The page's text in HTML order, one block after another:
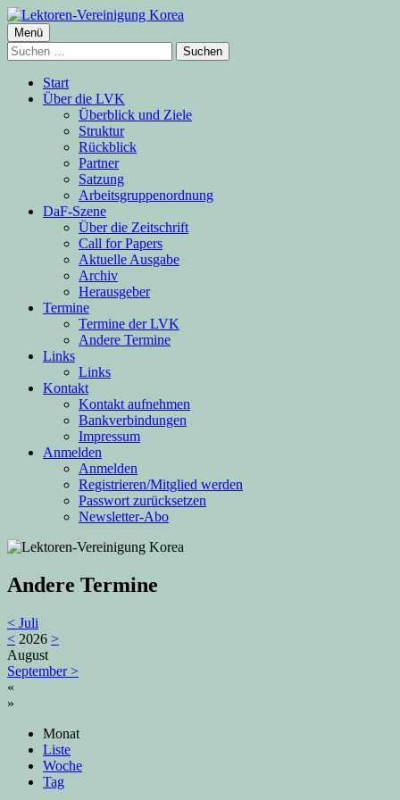
Springe
zum
Inhalt
Lektoren-Vereinigung Korea
Primäres
Menü
Menü
Suchen
nach:
Start
Über die LVK
Überblick und Ziele
Struktur
Rückblick
Partner
Satzung
Arbeitsgruppenordnung
DaF-Szene
Über die Zeitschrift
Call for Papers
Aktuelle Ausgabe
Archiv
Herausgeber
Termine
Termine der LVK
Andere Termine
Links
Links
Kontakt
Kontakt aufnehmen
Bankverbindungen
Impressum
Anmelden
Anmelden
Registrieren/Mitglied werden
Passwort zurücksetzen
Newsletter-Abo
Andere Termine
< Juli
< 2026 >
August
September>
«
»
Monat
Liste
Woche
Tag